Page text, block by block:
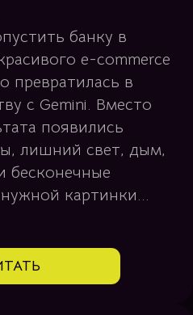
банку в
e-commerce
в
с Gemini. Вместо
появились
лишний свет, дым,
бесконечные
картинки...